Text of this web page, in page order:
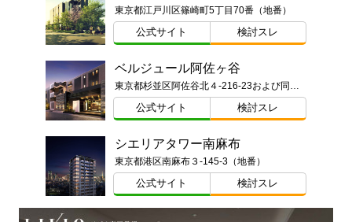
東京都江戸川区篠崎町5丁目70番（地番）
公式サイト 検討スレ
ベルジュール阿佐ヶ谷
東京都杉並区阿佐谷北４-216-23および同番2（地番）
公式サイト 検討スレ
シエリアタワー南麻布
東京都港区南麻布３-145-3（地番）
公式サイト 検討スレ